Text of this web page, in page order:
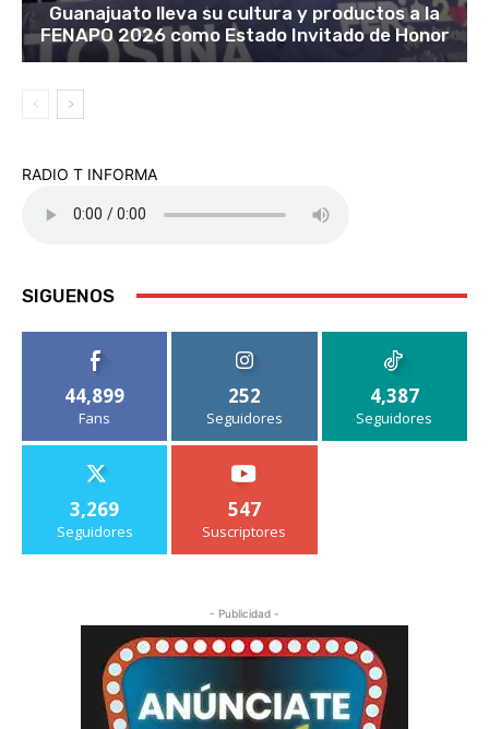
Guanajuato lleva su cultura y productos a la
FENAPO 2026 como Estado Invitado de Honor
RADIO T INFORMA
SIGUENOS
44,899
Fans
252
Seguidores
4,387
Seguidores
3,269
Seguidores
547
Suscriptores
- Publicidad -